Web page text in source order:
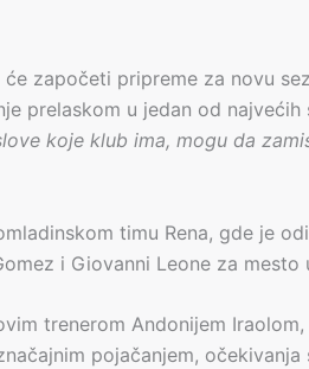
započeti pripreme za novu
prelaskom u jedan od
koje klub ima, mogu da
timu Rena, gde je
i Giovanni Leone za mesto
trenerom Andonijem
pojačanjem,